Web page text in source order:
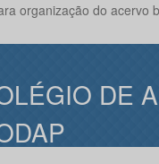
organização do acervo
DE